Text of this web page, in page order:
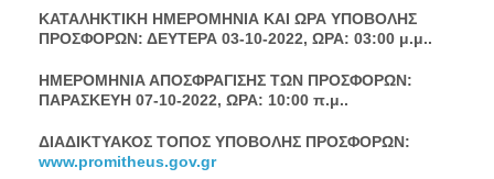
ΚΑΤΑΛΗΚΤΙΚΗ ΗΜΕΡΟΜΗΝΙΑ ΚΑΙ ΩΡΑ ΥΠΟΒΟΛΗΣ
ΠΡΟΣΦΟΡΩΝ: ΔΕΥΤΕΡΑ 03-10-2022, ΩΡΑ: 03:00 μ.μ..
ΗΜΕΡΟΜΗΝΙΑ ΑΠΟΣΦΡΑΓΙΣΗΣ ΤΩΝ ΠΡΟΣΦΟΡΩΝ:
ΠΑΡΑΣΚΕΥΗ 07-10-2022, ΩΡΑ: 10:00 π.μ..
ΔΙΑΔΙΚΤΥΑΚΟΣ ΤΟΠΟΣ ΥΠΟΒΟΛΗΣ ΠΡΟΣΦΟΡΩΝ:
www.promitheus.gov.gr